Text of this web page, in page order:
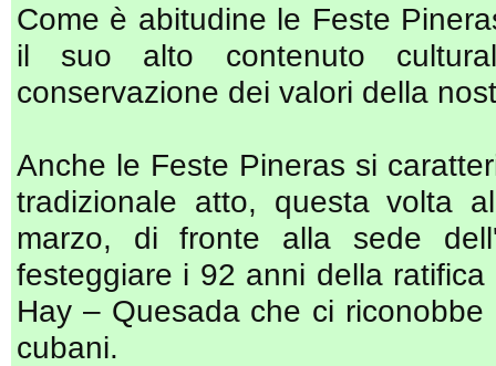
Come è abitudine le Feste
il suo alto contenuto
conservazione dei valori della
Anche le Feste Pineras si
tradizionale atto, questa volta
marzo, di fronte alla sede
festeggiare i 92 anni della
Hay – Quesada che ci
cubani.